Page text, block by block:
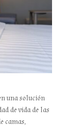
una solución
de vida de las
camas,